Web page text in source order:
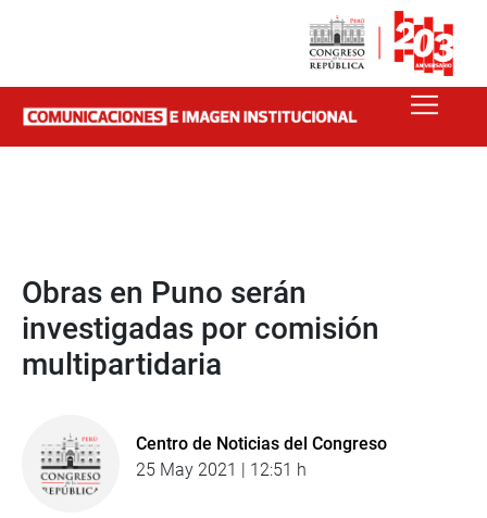
Obras en Puno serán
investigadas por comisión
multipartidaria
Centro de Noticias del Congreso
25 May 2021 | 12:51 h